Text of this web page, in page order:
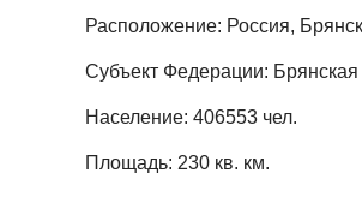
Расположение: Россия,
Субъект Федерации: Брянская
Население: 406553 чел.
Площадь: 230 кв. км.